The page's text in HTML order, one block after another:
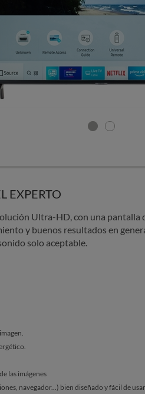
EXPERTO
Ultra-HD, con una pantalla
y buenos resultados en
solo aceptable.
las imágenes
navegador...) bien diseñado y fácil de